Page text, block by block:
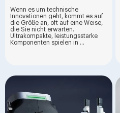
Wenn es um technische
Innovationen geht, kommt es auf
die Größe an, oft auf eine Weise,
die Sie nicht erwarten.
Ultrakompakte, leistungsstarke
Komponenten spielen in ...